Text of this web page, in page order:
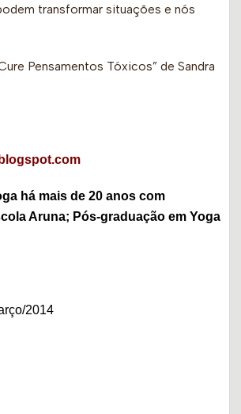
transformar situações e nós
Pensamentos Tóxicos” de Sandra
há mais de 20 anos com
Aruna; Pós-graduação em Yoga
2014